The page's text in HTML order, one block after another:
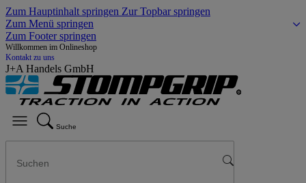
Zum Hauptinhalt springen Zur Topbar springen
Zum Menü springen
Zum Footer springen
Willkommen im Onlineshop
Kontakt zu uns
J+A Handels GmbH
Suche